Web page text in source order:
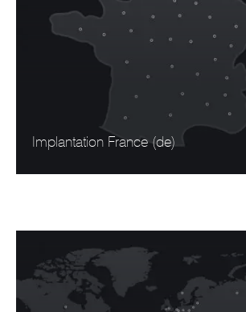
Implantation France (de)